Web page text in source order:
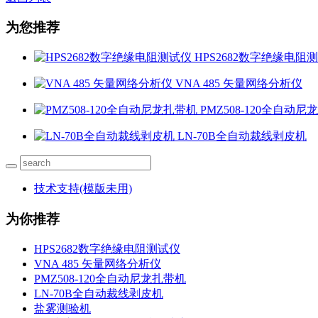
为您推荐
HPS2682数字绝缘电阻
VNA 485 矢量网络分析仪
PMZ508-120全自动尼
LN-70B全自动裁线剥皮机
技术支持(模版未用)
为你推荐
HPS2682数字绝缘电阻测试仪
VNA 485 矢量网络分析仪
PMZ508-120全自动尼龙扎带机
LN-70B全自动裁线剥皮机
盐雾测验机